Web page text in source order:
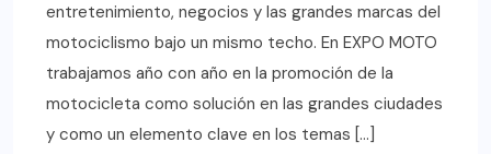
entretenimiento, negocios y las grandes marcas del
motociclismo bajo un mismo techo. En EXPO MOTO
trabajamos año con año en la promoción de la
motocicleta como solución en las grandes ciudades
y como un elemento clave en los temas […]